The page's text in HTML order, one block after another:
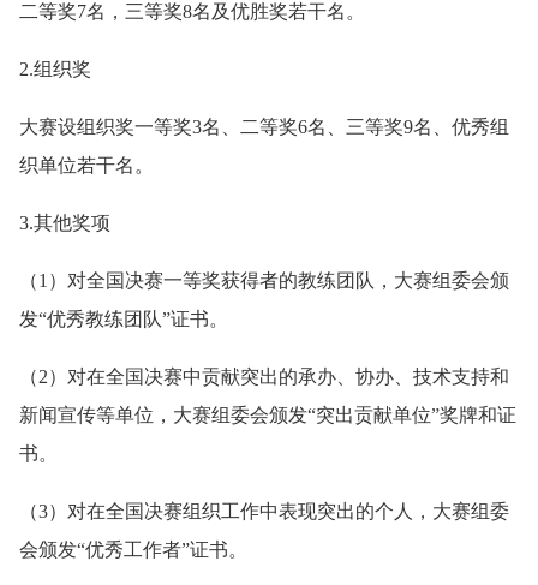
二等奖7名，三等奖8名及优胜奖若干名。
2.组织奖
大赛设组织奖一等奖3名、二等奖6名、三等奖9名、优秀组
织单位若干名。
3.其他奖项
（1）对全国决赛一等奖获得者的教练团队，大赛组委会颁
发“优秀教练团队”证书。
（2）对在全国决赛中贡献突出的承办、协办、技术支持和
新闻宣传等单位，大赛组委会颁发“突出贡献单位”奖牌和证
书。
（3）对在全国决赛组织工作中表现突出的个人，大赛组委
会颁发“优秀工作者”证书。